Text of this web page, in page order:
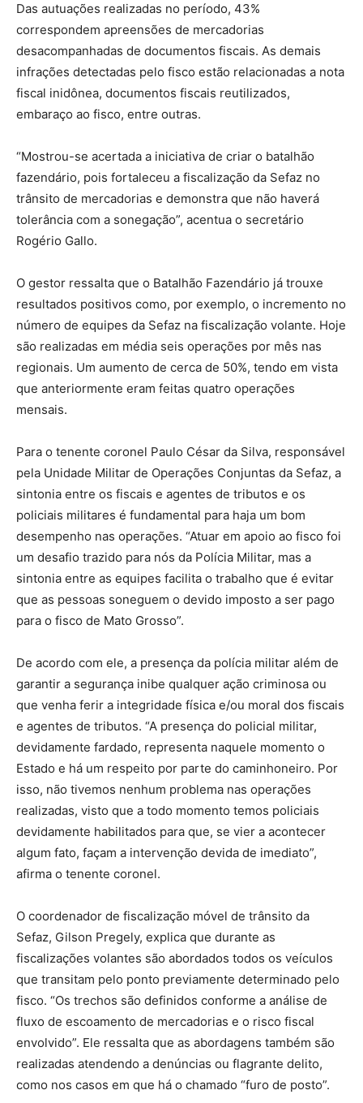
Das autuações realizadas no período, 43%
correspondem apreensões de mercadorias
desacompanhadas de documentos fiscais. As demais
infrações detectadas pelo fisco estão relacionadas a nota
fiscal inidônea, documentos fiscais reutilizados,
embaraço ao fisco, entre outras.
“Mostrou-se acertada a iniciativa de criar o batalhão
fazendário, pois fortaleceu a fiscalização da Sefaz no
trânsito de mercadorias e demonstra que não haverá
tolerância com a sonegação”, acentua o secretário
Rogério Gallo.
O gestor ressalta que o Batalhão Fazendário já trouxe
resultados positivos como, por exemplo, o incremento no
número de equipes da Sefaz na fiscalização volante. Hoje
são realizadas em média seis operações por mês nas
regionais. Um aumento de cerca de 50%, tendo em vista
que anteriormente eram feitas quatro operações
mensais.
Para o tenente coronel Paulo César da Silva, responsável
pela Unidade Militar de Operações Conjuntas da Sefaz, a
sintonia entre os fiscais e agentes de tributos e os
policiais militares é fundamental para haja um bom
desempenho nas operações. “Atuar em apoio ao fisco foi
um desafio trazido para nós da Polícia Militar, mas a
sintonia entre as equipes facilita o trabalho que é evitar
que as pessoas soneguem o devido imposto a ser pago
para o fisco de Mato Grosso”.
De acordo com ele, a presença da polícia militar além de
garantir a segurança inibe qualquer ação criminosa ou
que venha ferir a integridade física e/ou moral dos fiscais
e agentes de tributos. “A presença do policial militar,
devidamente fardado, representa naquele momento o
Estado e há um respeito por parte do caminhoneiro. Por
isso, não tivemos nenhum problema nas operações
realizadas, visto que a todo momento temos policiais
devidamente habilitados para que, se vier a acontecer
algum fato, façam a intervenção devida de imediato”,
afirma o tenente coronel.
O coordenador de fiscalização móvel de trânsito da
Sefaz, Gilson Pregely, explica que durante as
fiscalizações volantes são abordados todos os veículos
que transitam pelo ponto previamente determinado pelo
fisco. “Os trechos são definidos conforme a análise de
fluxo de escoamento de mercadorias e o risco fiscal
envolvido”. Ele ressalta que as abordagens também são
realizadas atendendo a denúncias ou flagrante delito,
como nos casos em que há o chamado “furo de posto”.